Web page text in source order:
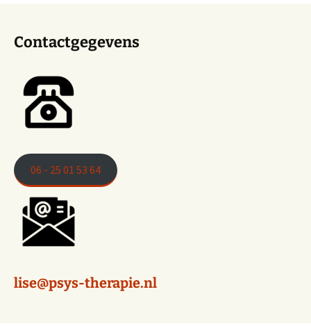
Contactgegevens
06 - 25 01 53 64
lise@psys-therapie.nl